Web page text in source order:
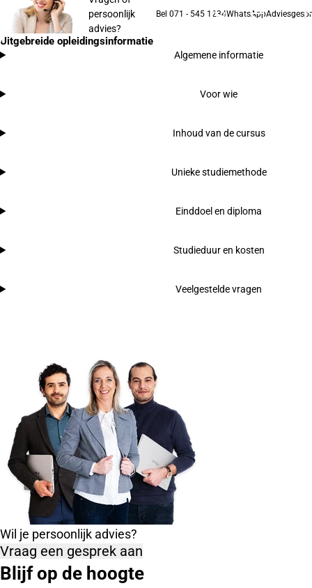
persoonlijk
advies?
Bel 071 - 545 1234WhatsApp
Uitgebreide opleidingsinformatie
Algemene informatie
Voor wie
Inhoud van de cursus
Unieke studiemethode
Einddoel en diploma
Studieduur en kosten
Veelgestelde vragen
Wil je persoonlijk advies?
Vraag een gesprek aan
Blijf op de hoogte